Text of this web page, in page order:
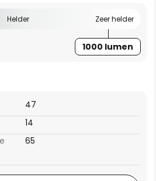
Helder Zeer helder
1000 lumen
14
47
65